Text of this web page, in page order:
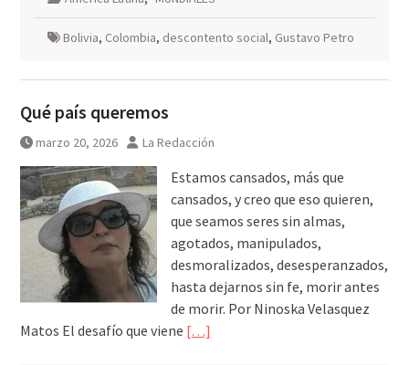
Bolivia, Colombia, descontento social, Gustavo Petro
Qué país queremos
marzo 20, 2026 La Redacción
Estamos cansados, más que
cansados, y creo que eso quieren,
que seamos seres sin almas,
agotados, manipulados,
desmoralizados, desesperanzados,
hasta dejarnos sin fe, morir antes
de morir. Por Ninoska Velasquez
Matos El desafío que viene […]